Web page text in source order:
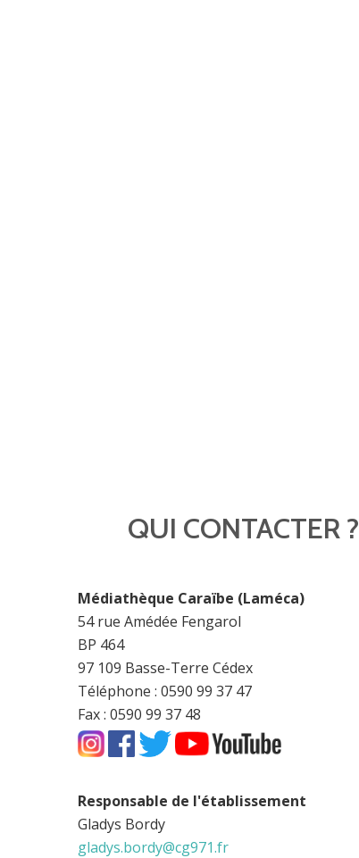
QUI CONTACTER ?
Médiathèque Caraïbe (Laméca)
54 rue Amédée Fengarol
BP 464
97 109 Basse-Terre Cédex
Téléphone : 0590 99 37 47
Fax : 0590 99 37 48
Responsable de l'établissement
Gladys Bordy
gladys.bordy@cg971.fr